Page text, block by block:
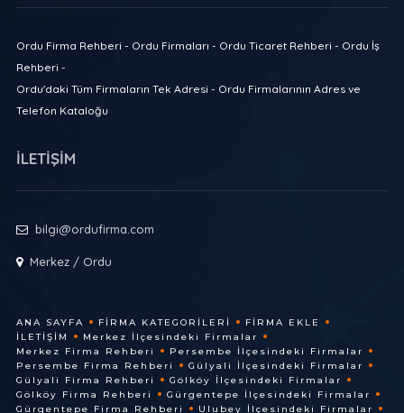
Ordu Firma Rehberi - Ordu Firmaları - Ordu Ticaret Rehberi - Ordu İş
Rehberi -
Ordu'daki Tüm Firmaların Tek Adresi - Ordu Firmalarının Adres ve
Telefon Kataloğu
İLETİŞİM
bilgi@ordufirma.com
Merkez / Ordu
ANA SAYFA FIRMA KATEGORILERI
FIRMA EKLE
İLETIŞIM
Merkez İlçesindeki Firmalar
Merkez Firma Rehberi
Persembe İlçesindeki Firmalar
Persembe Firma Rehberi
Gülyali İlçesindeki Firmalar
Gülyali Firma Rehberi
Gölköy İlçesindeki Firmalar
Gölköy Firma Rehberi
Gürgentepe İlçesindeki Firmalar
Gürgentepe Firma Rehberi
Ulubey İlçesindeki Firmalar